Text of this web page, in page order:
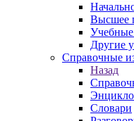
Высшее
Учебные
Другие
Справочные
Назад
Словари